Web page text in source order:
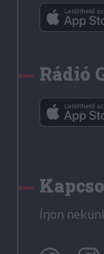
Rádió
Írjon